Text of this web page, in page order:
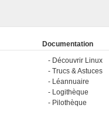
Documentation
Découvrir Linux
Trucs & Astuces
Léannuaire
Logithèque
Pilothèque